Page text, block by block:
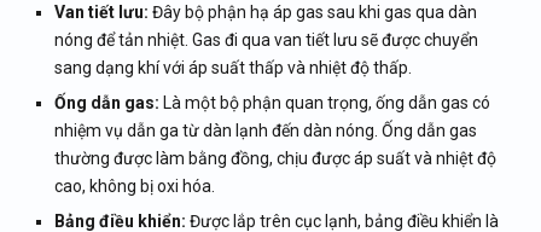
Van tiết lưu: Đây bộ phận hạ áp gas sau khi gas qua dàn
nóng để tản nhiệt. Gas đi qua van tiết lưu sẽ được chuyển
sang dạng khí với áp suất thấp và nhiệt độ thấp.
Ống dẫn gas: Là một bộ phận quan trọng, ống dẫn gas có
nhiệm vụ dẫn ga từ dàn lạnh đến dàn nóng. Ống dẫn gas
thường được làm bằng đồng, chịu được áp suất và nhiệt độ
cao, không bị oxi hóa.
Bảng điều khiển: Được lắp trên cục lạnh, bảng điều khiển là